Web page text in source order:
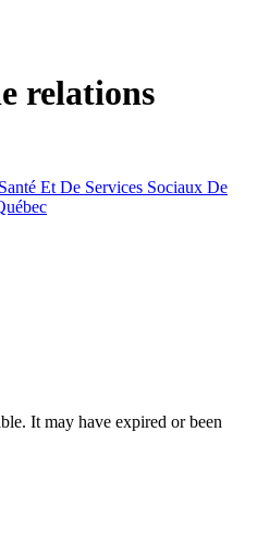
relations
Et De Services Sociaux De
It may have expired or been